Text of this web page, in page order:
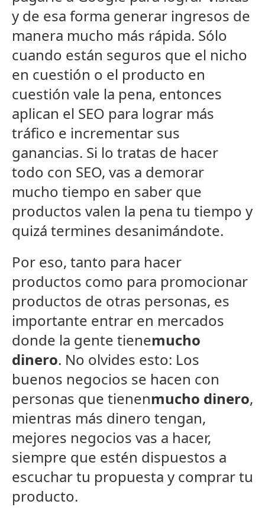
y de esa forma generar ingresos de
manera mucho más rápida. Sólo
cuando están seguros que el nicho
en cuestión o el producto en
cuestión vale la pena, entonces
aplican el SEO para lograr más
tráfico e incrementar sus
ganancias. Si lo tratas de hacer
todo con SEO, vas a demorar
mucho tiempo en saber que
productos valen la pena tu tiempo y
quizá termines desanimándote.
Por eso, tanto para hacer
productos como para promocionar
productos de otras personas, es
importante entrar en mercados
donde la gente tienemucho
dinero. No olvides esto: Los
buenos negocios se hacen con
personas que tienenmucho dinero,
mientras más dinero tengan,
mejores negocios vas a hacer,
siempre que estén dispuestos a
escuchar tu propuesta y comprar tu
producto.